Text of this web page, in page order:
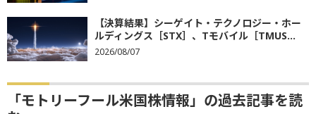
【決算結果】シーゲイト・テクノロジー・ホー
ルディングス［STX］、Tモバイル［TMUS...
2026/08/07
「モトリーフール米国株情報」の過去記事を読